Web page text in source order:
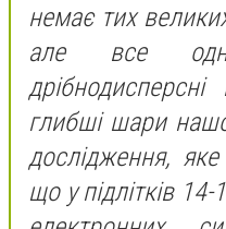
немає тих
але все
глибші шари
дослідження,
що у підлітків